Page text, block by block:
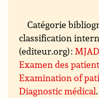
Catégorie
classification
(editeur.org) :MJAD
Examen des
Examination of
Diagnostic médical.